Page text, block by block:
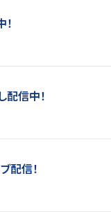
信中！
配信！